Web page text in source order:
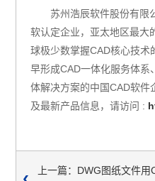
苏州浩辰软件股份有限
软认定企业，亚太地区最大
球极少数掌握CAD核心技术
早形成CAD一体化服务体
体解决方案的中国CAD软件
及最新产品信息，请访问 :
上一篇：DWG图纸文件